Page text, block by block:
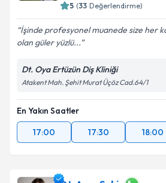
5 (33 Değerlendirme)
İşinde profesyonel muanede size her
olan güler yüzlü...
Dt. Oya Ertüzün Diş Kliniği
Atakent Mah. Şehit Murat Üçöz Cad.64/1
En Yakın Saatler
17:00
17:30 18:00